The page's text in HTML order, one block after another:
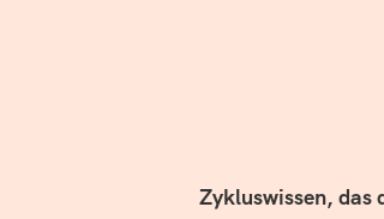
Zykluswissen, das